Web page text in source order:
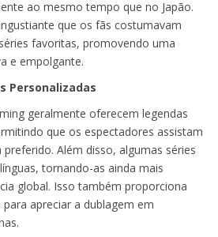
ao mesmo tempo que no Japão.
que os fãs costumavam
favoritas, promovendo uma
e empolgante.
Personalizadas
geralmente oferecem legendas
que os espectadores assistam
Além disso, algumas séries
tornando-as ainda mais
global. Isso também proporciona
apreciar a dublagem em